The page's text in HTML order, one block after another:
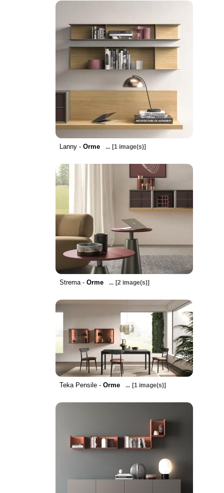
Lanny - Orme ... [1 image(s)]
Strema - Orme ... [2 image(s)]
Teka Pensile - Orme ... [1 image(s)]